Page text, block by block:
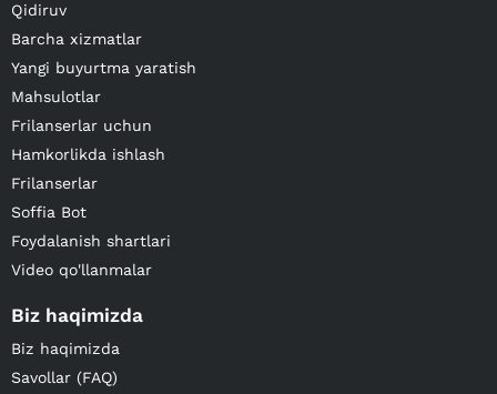
Qidiruv
Barcha xizmatlar
Yangi buyurtma yaratish
Mahsulotlar
Frilanserlar uchun
Hamkorlikda ishlash
Frilanserlar
Soffia Bot
Foydalanish shartlari
Video qo'llanmalar
Biz haqimizda
Biz haqimizda
Savollar (FAQ)